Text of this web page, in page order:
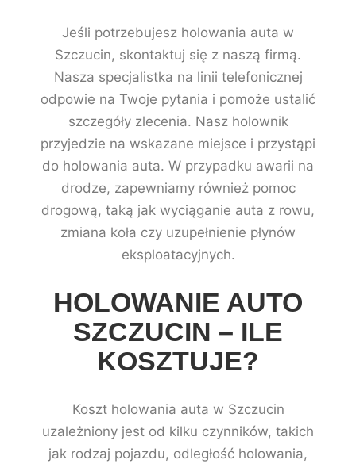
Jeśli potrzebujesz holowania auta w
Szczucin, skontaktuj się z naszą firmą.
Nasza specjalistka na linii telefonicznej
odpowie na Twoje pytania i pomoże ustalić
szczegóły zlecenia. Nasz holownik
przyjedzie na wskazane miejsce i przystąpi
do holowania auta. W przypadku awarii na
drodze, zapewniamy również pomoc
drogową, taką jak wyciąganie auta z rowu,
zmiana koła czy uzupełnienie płynów
eksploatacyjnych.
HOLOWANIE AUTO
SZCZUCIN – ILE
KOSZTUJE?
Koszt holowania auta w Szczucin
uzależniony jest od kilku czynników, takich
jak rodzaj pojazdu, odległość holowania,